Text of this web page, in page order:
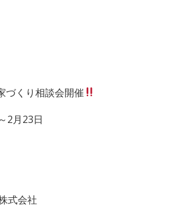
づくり相談会開催
2月23日
式会社